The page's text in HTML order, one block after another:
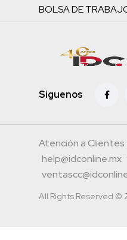
BOLSA DE
Siguenos
Atención a
help@idconline.mx
All Rights Reserved ©